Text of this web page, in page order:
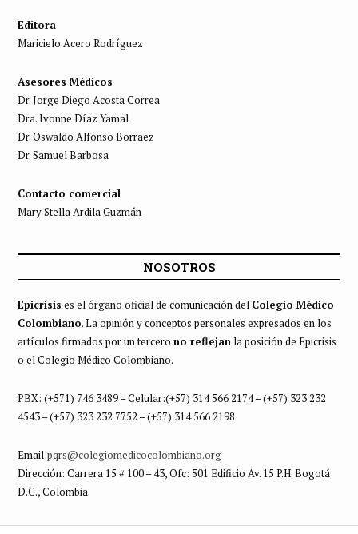
Editora
Maricielo Acero Rodríguez
Asesores Médicos
Dr. Jorge Diego Acosta Correa
Dra. Ivonne Díaz Yamal
Dr. Oswaldo Alfonso Borraez
Dr. Samuel Barbosa
Contacto comercial
Mary Stella Ardila Guzmán
NOSOTROS
Epicrisis es el órgano oficial de comunicación del Colegio Médico
Colombiano. La opinión y conceptos personales expresados en los
artículos firmados por un tercero no reflejanla posición de Epicrisis
o el Colegio Médico Colombiano.
PBX: (+571) 746 3489 – Celular:(+57) 314 566 2174 – (+57) 323 232
4543 – (+57) 323 232 7752 – (+57) 314 566 2198
Email:pqrs@colegiomedicocolombiano.org
Dirección: Carrera 15 # 100 – 43, Ofc: 501 Edificio Av. 15 P.H. Bogotá
D.C., Colombia.